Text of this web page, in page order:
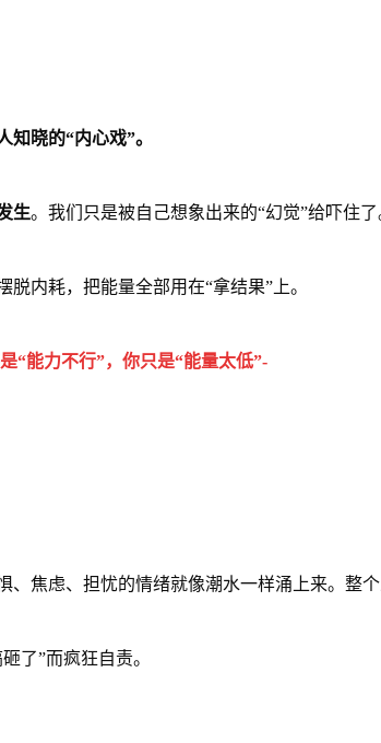
晓的“内心戏”。
生。我们只是被自己想象出来的“幻觉”给吓住了
内耗，把能量全部用在“拿结果”上。
“能力不行”，你只是“能量太低”-
焦虑、担忧的情绪就像潮水一样涌上来。整
了”而疯狂自责。